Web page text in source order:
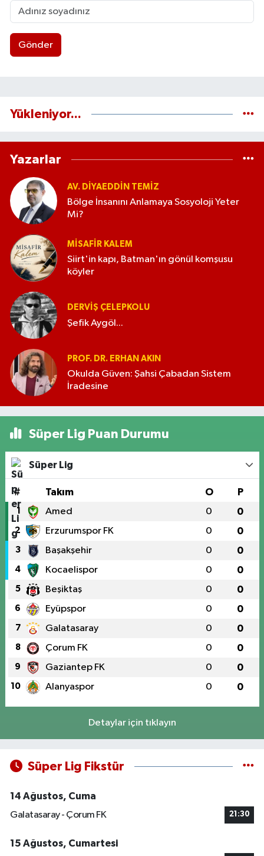
Gönder
Yükleniyor...
Yazarlar
AV. DIYAEDDIN TEMIZ
Bölge İnsanını Anlamaya Sosyoloji Yeter
Mi?
MISAFIR KALEM
Siirt'in kapı, Batman'ın gönül komşusu
köyler
DERVIŞ ÇELEPKOLU
Şefik Aygöl...
PROF. DR. ERHAN AKIN
Okulda Güven: Şahsi Çabadan Sistem
İradesine
Süper Lig Puan Durumu
Süper Lig
# Takım O P
1 Amed 0 0
2 Erzurumspor FK 0 0
3 Başakşehir 0 0
4 Kocaelispor 0 0
5 Beşiktaş 0 0
6 Eyüpspor 0 0
7 Galatasaray 0 0
8 Çorum FK 0 0
9 Gaziantep FK 0 0
10 Alanyaspor 0 0
Detaylar için tıklayın
Süper Lig Fikstür
14 Ağustos, Cuma
Galatasaray - Çorum FK
21:30
15 Ağustos, Cumartesi